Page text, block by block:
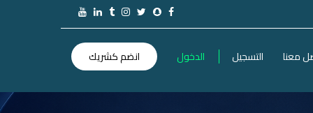
معنا التسجيل الدخول انضم كشريك